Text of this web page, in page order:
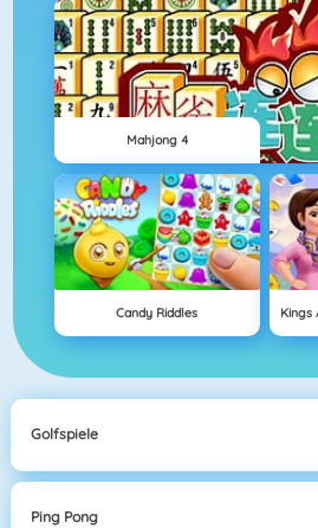
Mahjong 4
Candy Riddles
Golfspiele
Ping Pong